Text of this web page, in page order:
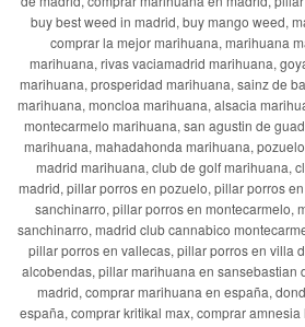
buy best weed in madrid, buy mango weed,
comprar la mejor marihuana, marihuana
marihuana, rivas vaciamadrid marihuana,
marihuana, prosperidad marihuana, sainz de
marihuana, moncloa marihuana, alsacia
montecarmelo marihuana, san agustin de
marihuana, mahadahonda marihuana,
madrid marihuana, club de golf marihuana,
madrid, pillar porros en pozuelo, pillar porros
sanchinarro, pillar porros en montecarmelo,
sanchinarro, madrid club cannabico
pillar porros en vallecas, pillar porros en villa
alcobendas, pillar marihuana en sansebastian
madrid, comprar marihuana en españa,
españa, comprar kritikal max, comprar